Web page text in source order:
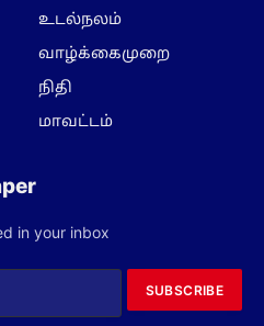
உடல்நலம்
வாழ்க்கைமுறை
நிதி
மாவட்டம்
in your inbox
SUBSCRIBE